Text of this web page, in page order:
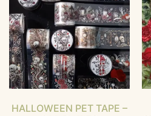
HALLOWEEN PET TAPE –